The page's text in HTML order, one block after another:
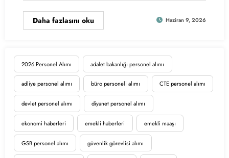
2026 Personel Alımı adalet bakanlığı personel alımı
adliye personel alımı büro personeli alımı CTE personel alımı
devlet personel alımı diyanet personel alımı
ekonomi haberleri emekli haberleri emekli maaşı
GSB personel alımı güvenlik görevlisi alımı
Daha fazlasını oku Haziran 9, 2026